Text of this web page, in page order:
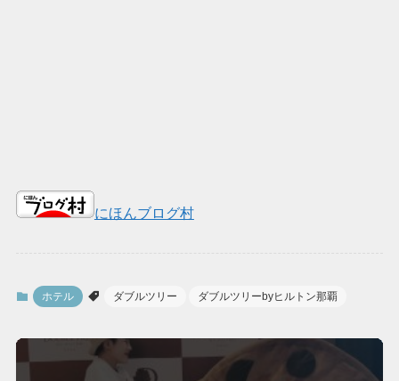
にほんブログ村
ホテル ダブルツリー ダブルツリーbyヒルトン那覇